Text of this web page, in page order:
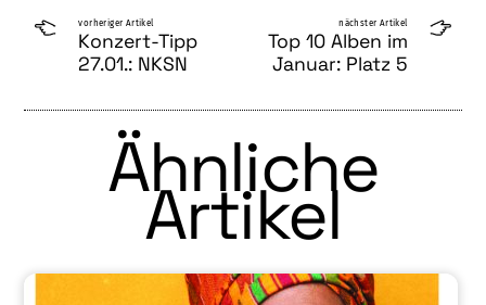
vorheriger Artikel
Konzert-Tipp
27.01.: NKSN
nächster Artikel
Top 10 Alben im
Januar: Platz 5
Ähnliche
Artikel